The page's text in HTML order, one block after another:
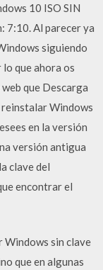
10 ISO SIN
7:10. Al parecer ya
siguiendo
que ahora os
que Descarga
reinstalar Windows
en la versión
versión antigua
clave del
encontrar el
Windows sin clave
que en algunas